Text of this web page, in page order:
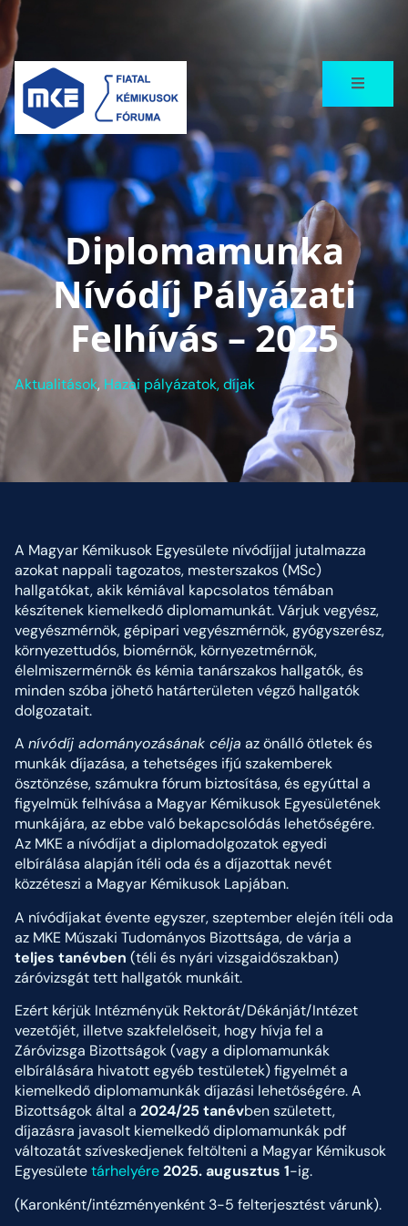
Diplomamunka
Nívódíj Pályázati
Felhívás – 2025
Aktualitások, Hazai pályázatok, díjak
A Magyar Kémikusok Egyesülete nívódíjjal jutalmazza
azokat nappali tagozatos, mesterszakos (MSc)
hallgatókat, akik kémiával kapcsolatos témában
készítenek kiemelkedő diplomamunkát. Várjuk vegyész,
vegyészmérnök, gépipari vegyészmérnök, gyógyszerész,
környezettudós, biomérnök, környezetmérnök,
élelmiszermérnök és kémia tanárszakos hallgatók, és
minden szóba jöhető határterületen végző hallgatók
dolgozatait.
A nívódíj adományozásának célja az önálló ötletek és
munkák díjazása, a tehetséges ifjú szakemberek
ösztönzése, számukra fórum biztosítása, és egyúttal a
figyelmük felhívása a Magyar Kémikusok Egyesületének
munkájára, az ebbe való bekapcsolódás lehetőségére.
Az MKE a nívódíjat a diplomadolgozatok egyedi
elbírálása alapján ítéli oda és a díjazottak nevét
közzéteszi a Magyar Kémikusok Lapjában.
A nívódíjakat évente egyszer, szeptember elején ítéli oda
az MKE Műszaki Tudományos Bizottsága, de várja a
teljes tanévben (téli és nyári vizsgaidőszakban)
záróvizsgát tett hallgatók munkáit.
Ezért kérjük Intézményük Rektorát/Dékánját/Intézet
vezetőjét, illetve szakfelelőseit, hogy hívja fel a
Záróvizsga Bizottságok (vagy a diplomamunkák
elbírálására hivatott egyéb testületek) figyelmét a
kiemelkedő diplomamunkák díjazási lehetőségére. A
Bizottságok által a 2024/25 tanévben született,
díjazásra javasolt kiemelkedő diplomamunkák pdf
változatát szíveskedjenek feltölteni a Magyar Kémikusok
Egyesületetárhelyére2025. augusztus 1-ig.
(Karonként/intézményenként 3-5 felterjesztést várunk).